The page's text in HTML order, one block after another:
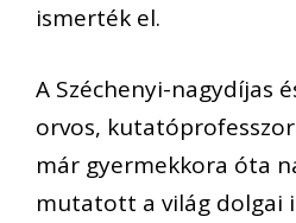
ismerték el.
A Széchenyi-nagydíjas
orvos,
már gyermekkora óta
mutatott a világ dolgai